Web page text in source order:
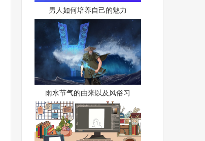
男人如何培养自己的魅力
雨水节气的由来以及风俗习